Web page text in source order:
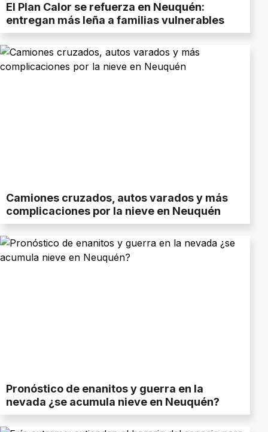
El Plan Calor se refuerza en Neuquén:
entregan más leña a familias vulnerables
Camiones cruzados, autos varados y más
complicaciones por la nieve en Neuquén
Pronóstico de enanitos y guerra en la
nevada ¿se acumula nieve en Neuquén?